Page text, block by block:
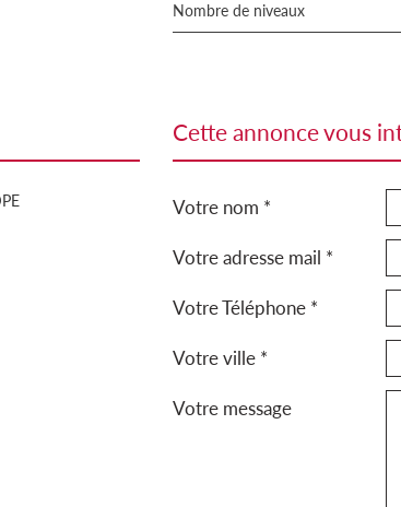
Nombre de niveaux
cette annonce vous
Votre nom *
Votre adresse mail *
Votre Téléphone *
Votre ville *
Votre message